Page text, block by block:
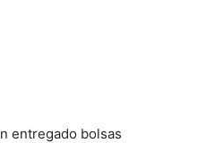
entregado bolsas